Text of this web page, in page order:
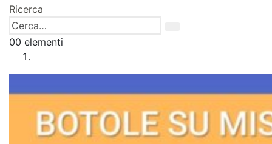
Ricerca
00 elementi